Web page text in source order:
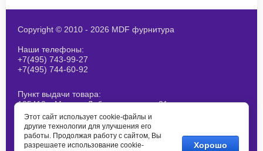
Copyright © 2010 - 2026 MDF фурнитура
Наши телефоны:
+7(495) 743-99-27
+7(495) 744-60-92
Пункт выдачи товара:
125412, г.Москва, Лобненская ул., д 21,
стр 1. При получение товара
согласовывайте наличие заранее
E-mail:
info@mdf-m.ru
Этот сайт использует cookie-файлы и
другие технологии для улучшения его
работы. Продолжая работу с сайтом, Вы
разрешаете использование cookie-
Хорошо